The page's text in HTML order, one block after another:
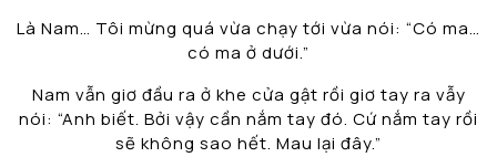
Là Nam… Tôi mừng quá vừa chạy tới vừa nói: “Có ma…
có ma ở dưới.”
Nam vẫn giơ đầu ra ở khe cửa gật rồi giơ tay ra vẫy
nói: “Anh biết. Bởi vậy cần nắm tay đó. Cứ nắm tay rồi
sẽ không sao hết. Mau lại đây.”